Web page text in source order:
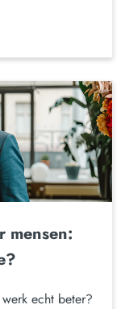
mensen:
echt beter?